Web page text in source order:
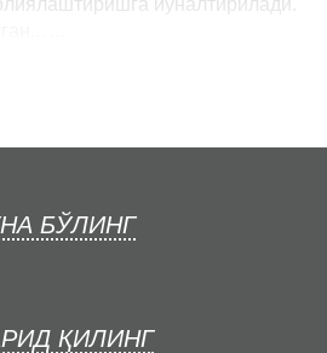
йўналтирилади.
БЎЛИНГ
ҚИЛИНГ